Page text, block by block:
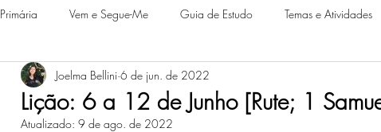
Primária Vem e Segue-Me Guia de Estudo Temas e Atividades
Lição: 6 a 12 de Junho [Rute; 1
Joelma Bellini 6 de jun. de 2022
Atualizado: 9 de ago. de 2022